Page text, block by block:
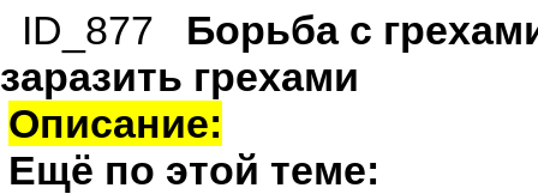
ID_877 Борьба с
заразить грехами
Описание:
Ещё по этой теме: